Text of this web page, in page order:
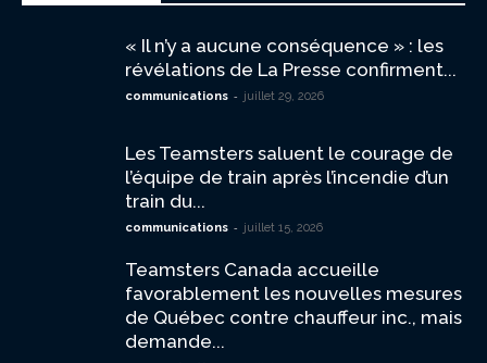
« Il n’y a aucune conséquence » : les
révélations de La Presse confirment...
communications - juillet 29, 2026
Les Teamsters saluent le courage de
l’équipe de train après l’incendie d’un
train du...
communications - juillet 15, 2026
Teamsters Canada accueille
favorablement les nouvelles mesures
de Québec contre chauffeur inc., mais
demande...